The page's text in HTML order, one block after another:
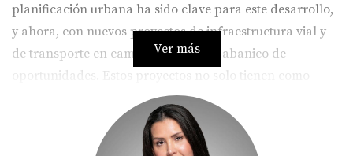
planificación urbana ha sido clave para este desarrollo,
y ahora, con nuevos proyectos de infraestructura vial y
de transporte en camino, se abre un abanico de
oportunidades. Estos proyectos no solo tienen como
objetivo facilitar el desplazamiento, sino también elevar
la calidad de vida y potenciar el atractivo del mercado
inmobiliario local. En este contexto, es crucial entender
Ver más